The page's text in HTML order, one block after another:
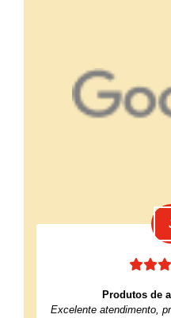
Produtos de
Excelente atendimento,